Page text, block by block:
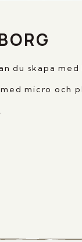
du skapa med
micro och